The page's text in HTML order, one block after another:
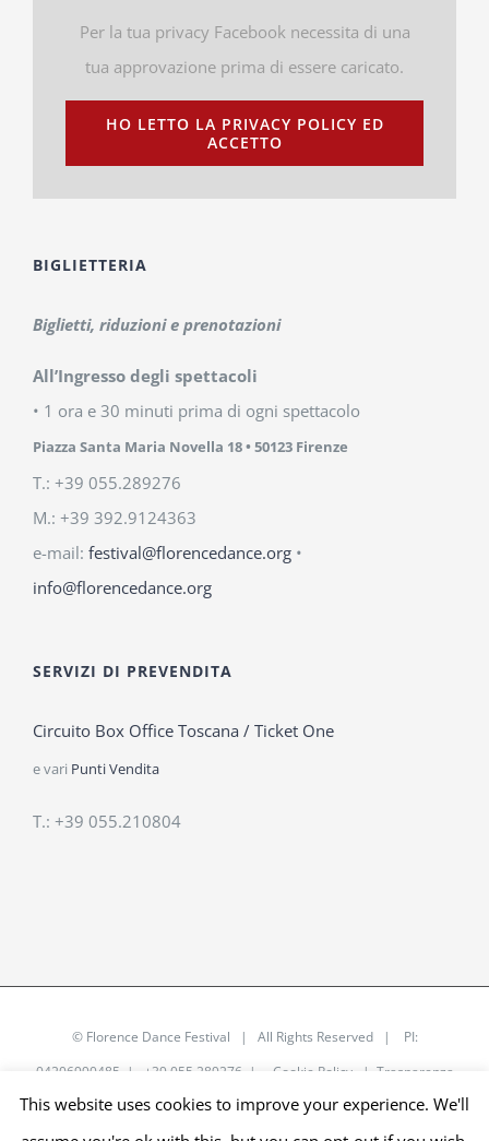
Per la tua privacy Facebook necessita di una
tua approvazione prima di essere caricato.
HO LETTO LA PRIVACY POLICY ED
ACCETTO
BIGLIETTERIA
Biglietti, riduzioni e prenotazioni
All’Ingresso degli spettacoli
• 1 ora e 30 minuti prima di ogni spettacolo
Piazza Santa Maria Novella 18• 50123 Firenze
T.: +39 055.289276
M.: +39 392.9124363
e-mail: festival@florencedance.org •
info@florencedance.org
SERVIZI DI PREVENDITA
Circuito Box Office Toscana / Ticket One
e vari Punti Vendita
T.: +39 055.210804
© Florence Dance Festival | All Rights Reserved | PI:
04206990485 | +39 055 289276 | Cookie Policy| Trasparenza
|
This website uses cookies to improve your experience. We'll